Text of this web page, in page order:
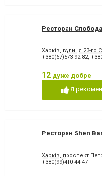
Ресторан Слобода
Харків, вулиця 23-го
+380(67)573-92-82,
12 дуже добре
Я
Ресторан Shen Bar
Харків, проспект
+380(99)410-44-47